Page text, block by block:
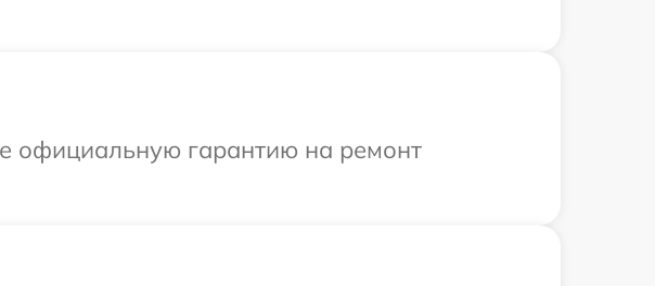
официальную гарантию на ремонт